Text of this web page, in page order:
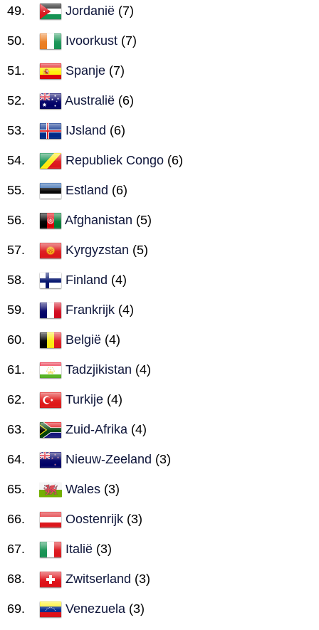
Jordanië (7)
Ivoorkust (7)
Spanje (7)
Australië (6)
IJsland (6)
Republiek Congo (6)
Estland (6)
Afghanistan (5)
Kyrgyzstan (5)
Finland (4)
Frankrijk (4)
België (4)
Tadzjikistan (4)
Turkije (4)
Zuid-Afrika (4)
Nieuw-Zeeland (3)
Wales (3)
Oostenrijk (3)
Italië (3)
Zwitserland (3)
Venezuela (3)